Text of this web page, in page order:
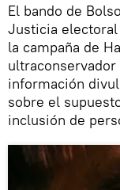
El bando de
Justicia
la campaña de
información
sobre el
inclusión de